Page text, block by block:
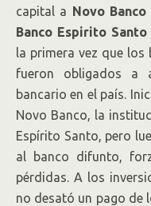
capital a Novo Banco
Banco Espirito Santo
la primera vez que
fueron obligados a
bancario en el país.
Novo Banco, la
Espírito Santo, pero
al banco difunto,
pérdidas. A los
no desató un pago de